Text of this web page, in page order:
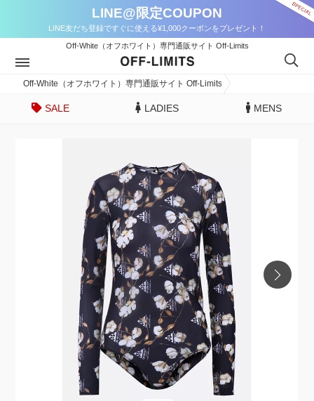
LINE@限定COUPON
LINE友だち登録ですぐに使える¥1,000クーポンをプレゼント！
Off-White（オフホワイト）専門通販サイト Off-Limits
Off-White（オフホワイト）専門通販サイト Off-Limits
SALE LADIES MENS